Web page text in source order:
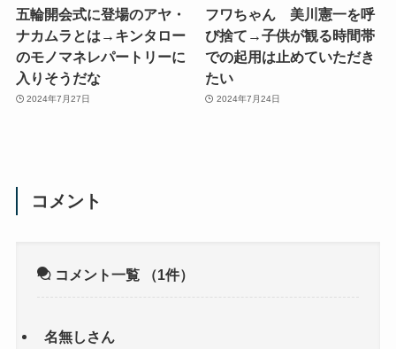
五輪開会式に登場のアヤ・
ナカムラとは→キンタロー
のモノマネレパートリーに
入りそうだな
2024年7月27日
フワちゃん 美川憲一を呼
び捨て→子供が観る時間帯
での起用は止めていただき
たい
2024年7月24日
コメント
コメント一覧 （1件）
名無しさん